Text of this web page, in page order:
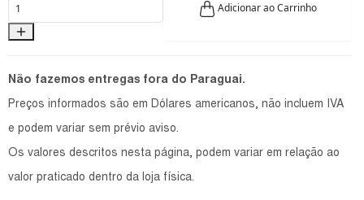
Adicionar ao Carrinho
Não fazemos entregas fora do Paraguai.
Preços informados são em Dólares americanos, não incluem IVA
e podem variar sem prévio aviso.
Os valores descritos nesta página, podem variar em relação ao
valor praticado dentro da loja física.